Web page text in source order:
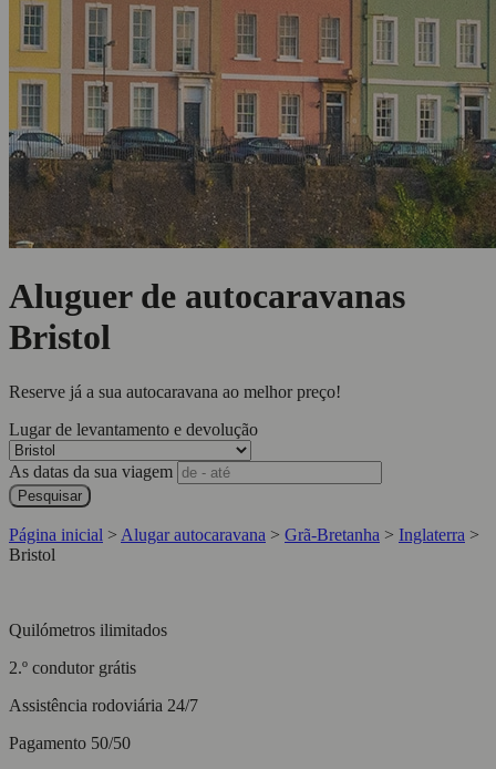
Aluguer de autocaravanas
Bristol
Reserve já a sua autocaravana ao melhor preço!
Lugar de levantamento e devolução
As datas da sua viagem
Pesquisar
Página inicial > Alugar autocaravana > Grã-Bretanha > Inglaterra >
Bristol
Quilómetros ilimitados
2.º condutor grátis
Assistência rodoviária 24/7
Pagamento 50/50